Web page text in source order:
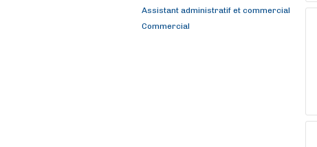
Assistant administratif et commercial
Commercial